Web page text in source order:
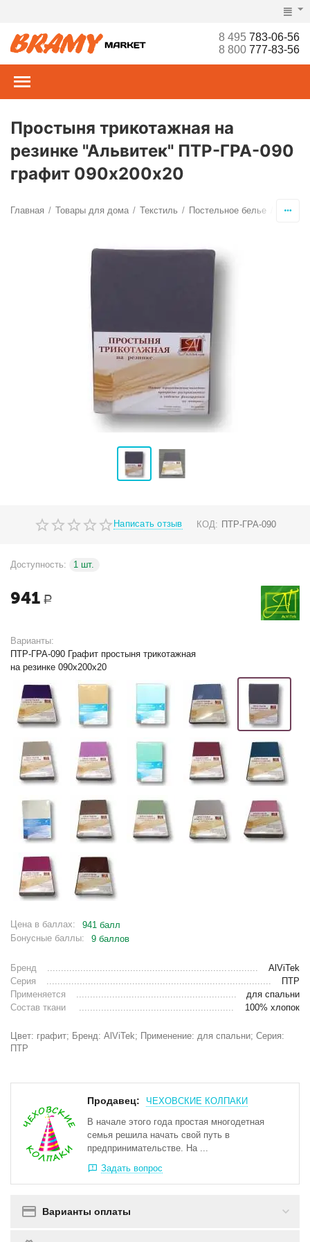
8 495783-06-56
8 800777-83-56
Простыня трикотажная на
резинке "Альвитек" ПТР-ГРА-090
графит 090х200х20
Главная / Товары для дома / Текстиль / Постельное белье
Написать отзыв КОД: ПТР-ГРА-090
Доступность: 1 шт.
941 Р
Варианты:
ПТР-ГРА-090 Графит простыня трикотажная
на резинке 090х200х20
Цена в баллах:
941 балл
Бонусные баллы:
9 баллов
Бренд
AlViTek
Серия
ПТР
Применяется
для спальни
Состав ткани
100% хлопок
Цвет: графит; Бренд: AlViTek; Применение: для спальни; Серия:
ПТР
Продавец:
ЧЕХОВСКИЕ КОЛПАКИ
В начале этого года простая многодетная
семья решила начать свой путь в
предпринимательстве. На ...
Задать вопрос
Варианты оплаты